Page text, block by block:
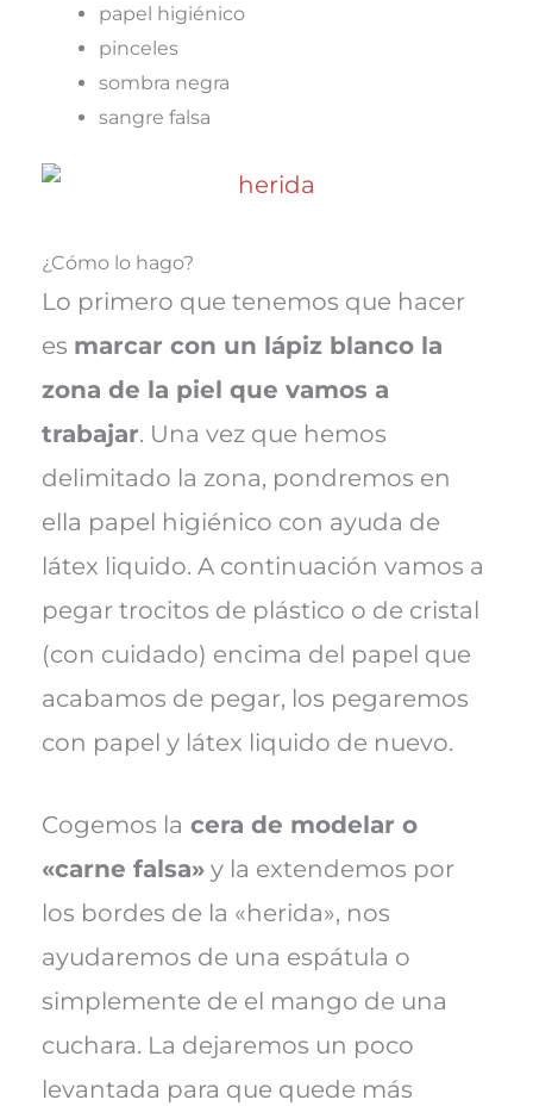
papel higiénico
pinceles
sombra negra
sangre falsa
¿Cómo lo hago?
Lo primero que tenemos que hacer
es marcar con un lápiz blanco la
zona de la piel que vamos a
trabajar. Una vez que hemos
delimitado la zona, pondremos en
ella papel higiénico con ayuda de
látex liquido. A continuación vamos a
pegar trocitos de plástico o de cristal
(con cuidado) encima del papel que
acabamos de pegar, los pegaremos
con papel y látex liquido de nuevo.
Cogemos la cera de modelar o
«carne falsa»y la extendemos por
los bordes de la «herida», nos
ayudaremos de una espátula o
simplemente de el mango de una
cuchara. La dejaremos un poco
levantada para que quede más